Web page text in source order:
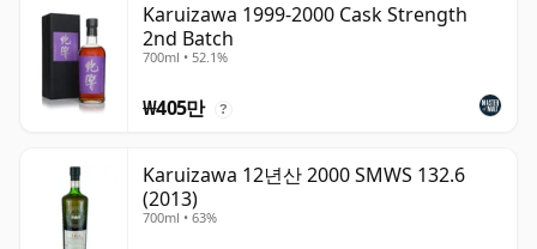
Karuizawa 1999-2000 Cask Strength
2nd Batch
700ml • 52.1%
₩405만 ?
Karuizawa 12년산 2000 SMWS 132.6
(2013)
700ml • 63%